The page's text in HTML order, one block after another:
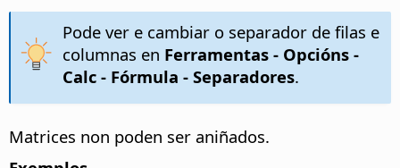
Pode ver e cambiar o separador de filas e
columnas en Ferramentas - Opcións-
Calc - Fórmula - Separadores.
Matrices non poden ser aniñados.